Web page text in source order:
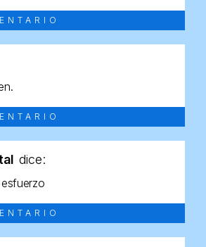
dice: